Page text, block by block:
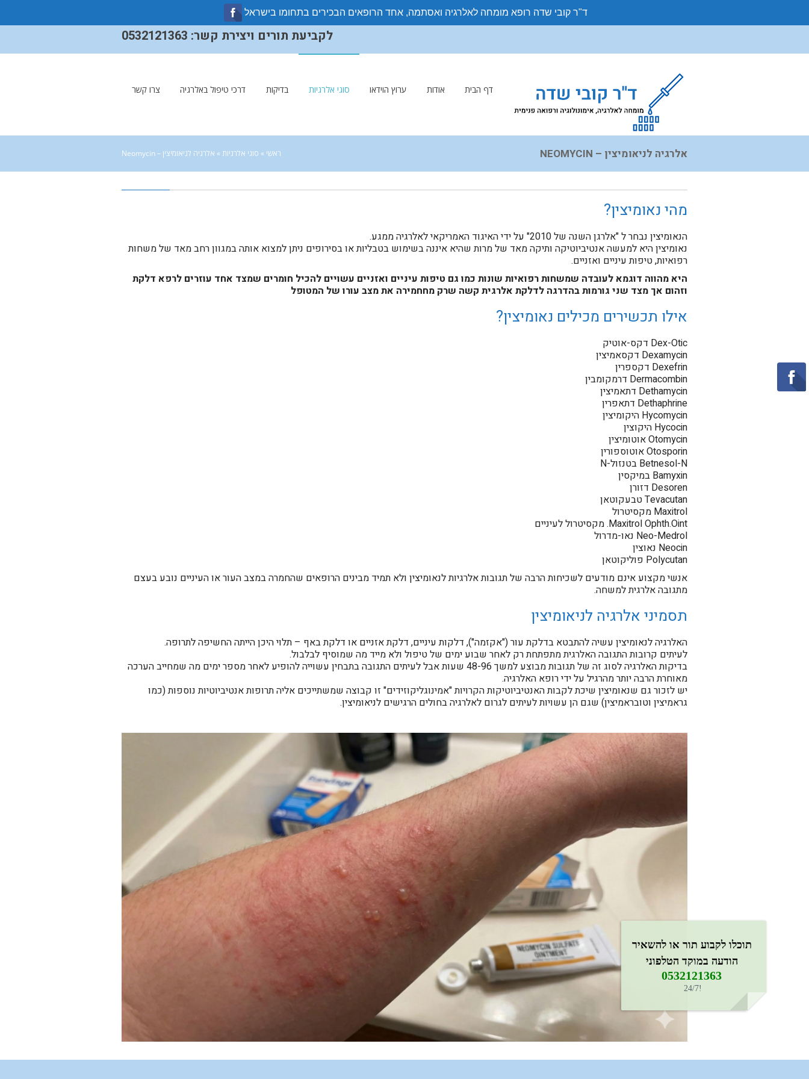
לקביעת תורים ויצירת קשר: 0532121363
דף הבית אודות ערוץ הוידאו סוגי אלרגיות בדיקות דרכי טיפול באלרגיה צרו קשר
אלרגיה לניאומיצין – NEOMYCIN ראשי » סוגי אלרגיות » אלרגיה לניאומיצין – Neomycin
מהי נאומיצין?
הנאומיצין נבחר ל "אלרגן השנה של 2010" על ידי האיגוד האמריקאי לאלרגיה ממגע.
נאומיצין היא למעשה אנטיביוטיקה ותיקה מאד של מרות שהיא איננה בשימוש בטבליות או בסירופים ניתן למצוא אותה במגוון רחב מאד של משחות
רפואיות, טיפות עיניים ואזניים.
היא מהווה דוגמא לעובדה שמשחות רפואיות שונות כמו גם טיפות עיניים ואזניים עשויים להכיל חומרים שמצד אחד עוזרים לרפא דלקת
וזהום אך מצד שני גורמות בהדרגה לדלקת אלרגית קשה שרק מחחמירה את מצב עורו של המטופל
אילו תכשירים מכילים נאומיצין?
Dex-Otic דקס-אוטיק
Dexamycin דקסאמיצין
Dexefrin דקספרין
Dermacombin דרמקומבין
Dethamycin דתאמיצין
Dethaphrine דתאפרין
Hycomycin היקומיצין
Hycocin היקוצין
Otomycin אוטומיצין
Otosporin אוטוספורין
Betnesol-N בטנזול-N
Bamyxin במיקסין
Desoren דזורן
Tevacutan טבעקוטאן
Maxitrol מקסיטרול
Maxitrol Ophth.Oint. מקסיטרול לעיניים
Neo-Medrol נאו-מדרול
Neocin נאוצין
Polycutan פוליקוטאן
אנשי מקצוע אינם מודעים לשכיחות הרבה של תגובות אלרגיות לנאומיצין ולא תמיד מבינים הרופאים שהחמרה במצב העור או העיניים נובע בעצם
מתגובה אלרגית למשחה.
תסמיני אלרגיה לניאומיצין
האלרגיה לנאומיצין עשיה להתבטא בדלקת עור ("אקזמה"), דלקות עיניים, דלקת אזניים או דלקת באף – תלוי היכן הייתה החשיפה לתרופה.
לעיתים קרובות התגובה האלרגית מתפתחת רק לאחר שבוע ימים של טיפול ולא מייד מה שמוסיף לבלבול.
בדיקות האלרגיה לסוג זה של תגובות מבוצע למשך 48-96 שעות אבל לעיתים התגובה בתבחין עשוייה להופיע לאחר מספר ימים מה שמחייב הערכה
מאוחרת הרבה יותר מהרגיל על ידי רופא האלרגיה.
יש לזכור גם שנאומיצין שיכת לקבות האנטיביוטיקות הקרויות "אמינוגליקוזידים" זו קבוצה שמשתייכים אליה תרופות אנטיביוטיות נוספות (כמו
גראמיצין וטובראמיצין) שגם הן עשויות לעיתים לגרום לאלרגיה בחולים הרגישים לניאומיצין.
ד"ר קובי שדה רופא מומחה לאלרגיה ואסתמה, אחד הרופאים הבכירים בתחומו בישראל
תוכלו לקבוע תור או להשאיר
הודעה במוקד הטלפוני
0532121363​
!24/7